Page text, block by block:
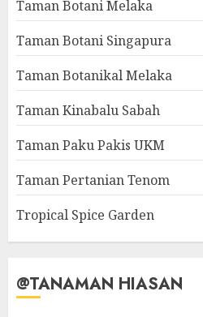
Taman Botani Melaka
Taman Botani Singapura
Taman Botanikal Melaka
Taman Kinabalu Sabah
Taman Paku Pakis UKM
Taman Pertanian Tenom
Tropical Spice Garden
@TANAMAN HIASAN